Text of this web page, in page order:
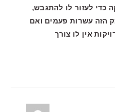
כדי לעזור לו להתגבש,
הזה עשרות פעמים ואם
אין לו צורך